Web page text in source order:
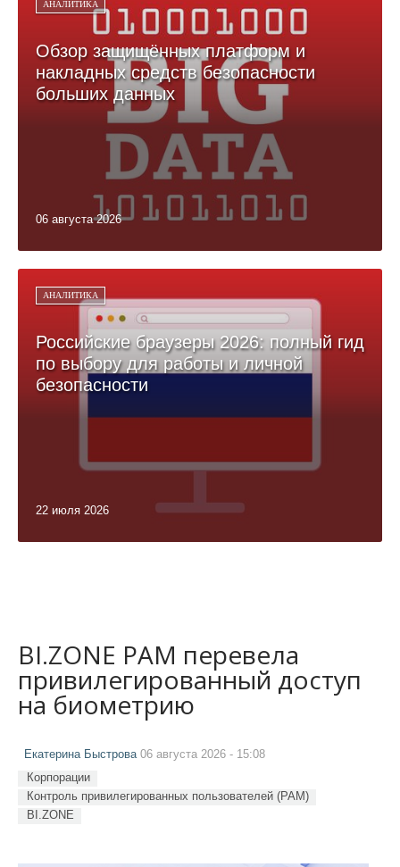
АНАЛИТИКА
Обзор защищённых платформ и
накладных средств безопасности
больших данных
06 августа 2026
АНАЛИТИКА
Российские браузеры 2026: полный гид
по выбору для работы и личной
безопасности
22 июля 2026
BI.ZONE PAM перевела
привилегированный доступ
на биометрию
Екатерина Быстрова 06 августа 2026 - 15:08
Корпорации
Контроль привилегированных пользователей (PAM)
BI.ZONE